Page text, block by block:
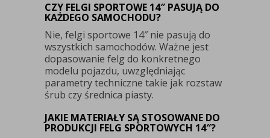
CZY FELGI SPORTOWE 14″ PASUJĄ DO
KAŻDEGO SAMOCHODU?
Nie, felgi sportowe 14″ nie pasują do
wszystkich samochodów. Ważne jest
dopasowanie felg do konkretnego
modelu pojazdu, uwzględniając
parametry techniczne takie jak rozstaw
śrub czy średnica piasty.
JAKIE MATERIAŁY SĄ STOSOWANE DO
PRODUKCJI FELG SPORTOWYCH 14″?